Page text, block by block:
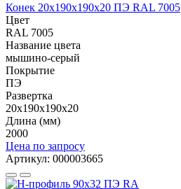
Конек 20х190х190х20 ПЭ RAL 7005
Цвет
RAL 7005
Название цвета
мышино-серый
Покрытие
ПЭ
Развертка
20х190х190х20
Длина (мм)
2000
Цена по запросу
Артикул: 000003665